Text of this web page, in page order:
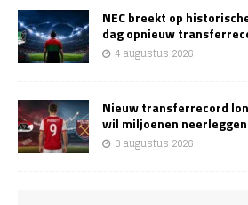
NEC breekt op
dag opnieuw
4 augustus 2026
Nieuw transferrecord
wil miljoenen
3 augustus 2026